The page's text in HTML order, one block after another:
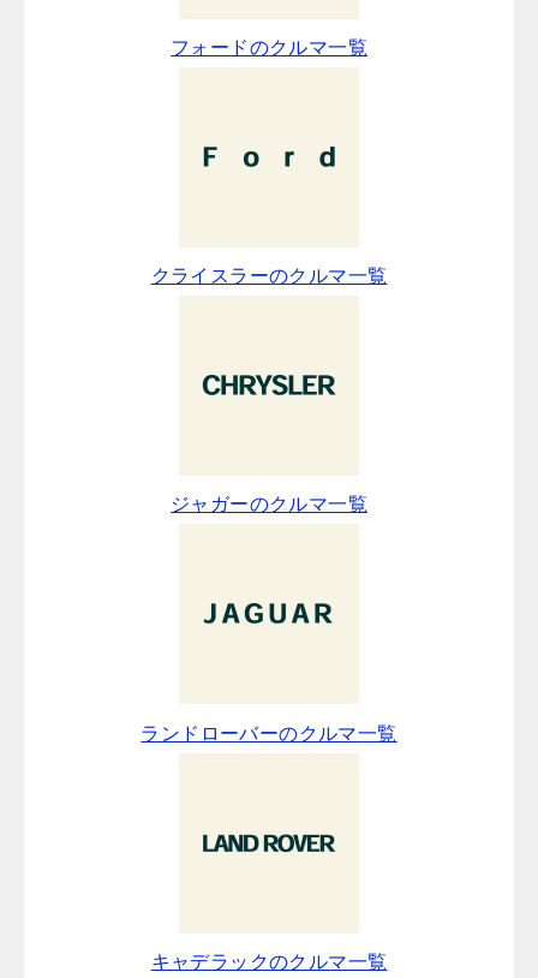
フォードのクルマ一覧
クライスラーのクルマ一覧
ジャガーのクルマ一覧
ランドローバーのクルマ一覧
キャデラックのクルマ一覧